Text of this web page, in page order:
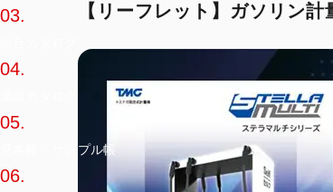
03.
04.
05.
見本帳・サンプル帳
06.
【リーフレット】ガソリン